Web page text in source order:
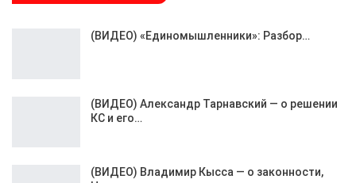
(ВИДЕО) «Единомышленники»: Разбор…
(ВИДЕО) Александр Тарнавский — о решении
КС и его…
(ВИДЕО) Владимир Кысса — о законности,